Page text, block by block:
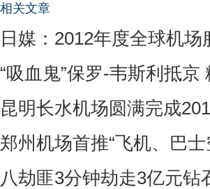
相关文章
日媒：2012年度全球机
“吸血鬼”保罗-韦斯利抵京
昆明长水机场圆满完成
郑州机场首推“飞机、巴
八劫匪3分钟劫走3亿元钻